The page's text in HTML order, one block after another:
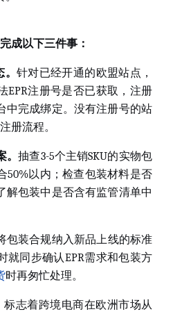
成以下三件事：
。针对已经开通的欧盟站点，
EPR注册号是否已获取，注册
中完成绑定。没有注册号的站
册流程。
。抽查3-5个主销SKU的实物包
50%以内；检查包装材料是否
解包装中是否含有监管清单中
包装合规纳入新品上线的标准
就同步确认EPR需求和包装方
时再匆忙处理。
标志着跨境电商在欧洲市场从